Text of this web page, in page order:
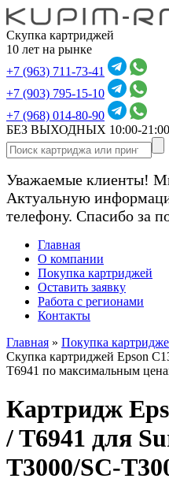
Скупка картриджей
10 лет на рынке
+7 (963) 711-73-41
+7 (903) 795-15-10
+7 (968) 014-80-90
БЕЗ ВЫХОДНЫХ 10:00-21:00
Уважаемые клиенты!
Актуальную
телефону. Спасибо за
Главная
О компании
Покупка картриджей
Оставить заявку
Работа с регионами
Контакты
Главная » Покупка
Скупка картриджей Epson
T6941 по максимальным
Картридж
/ T6941 для
T3000/SC-